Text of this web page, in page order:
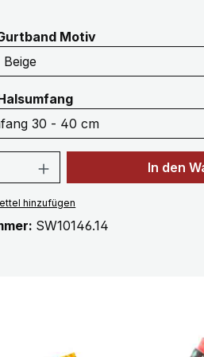
Motivauswählen
auswählen
Anzahl: Gib denIn den
hinzufügen
SW10146.14